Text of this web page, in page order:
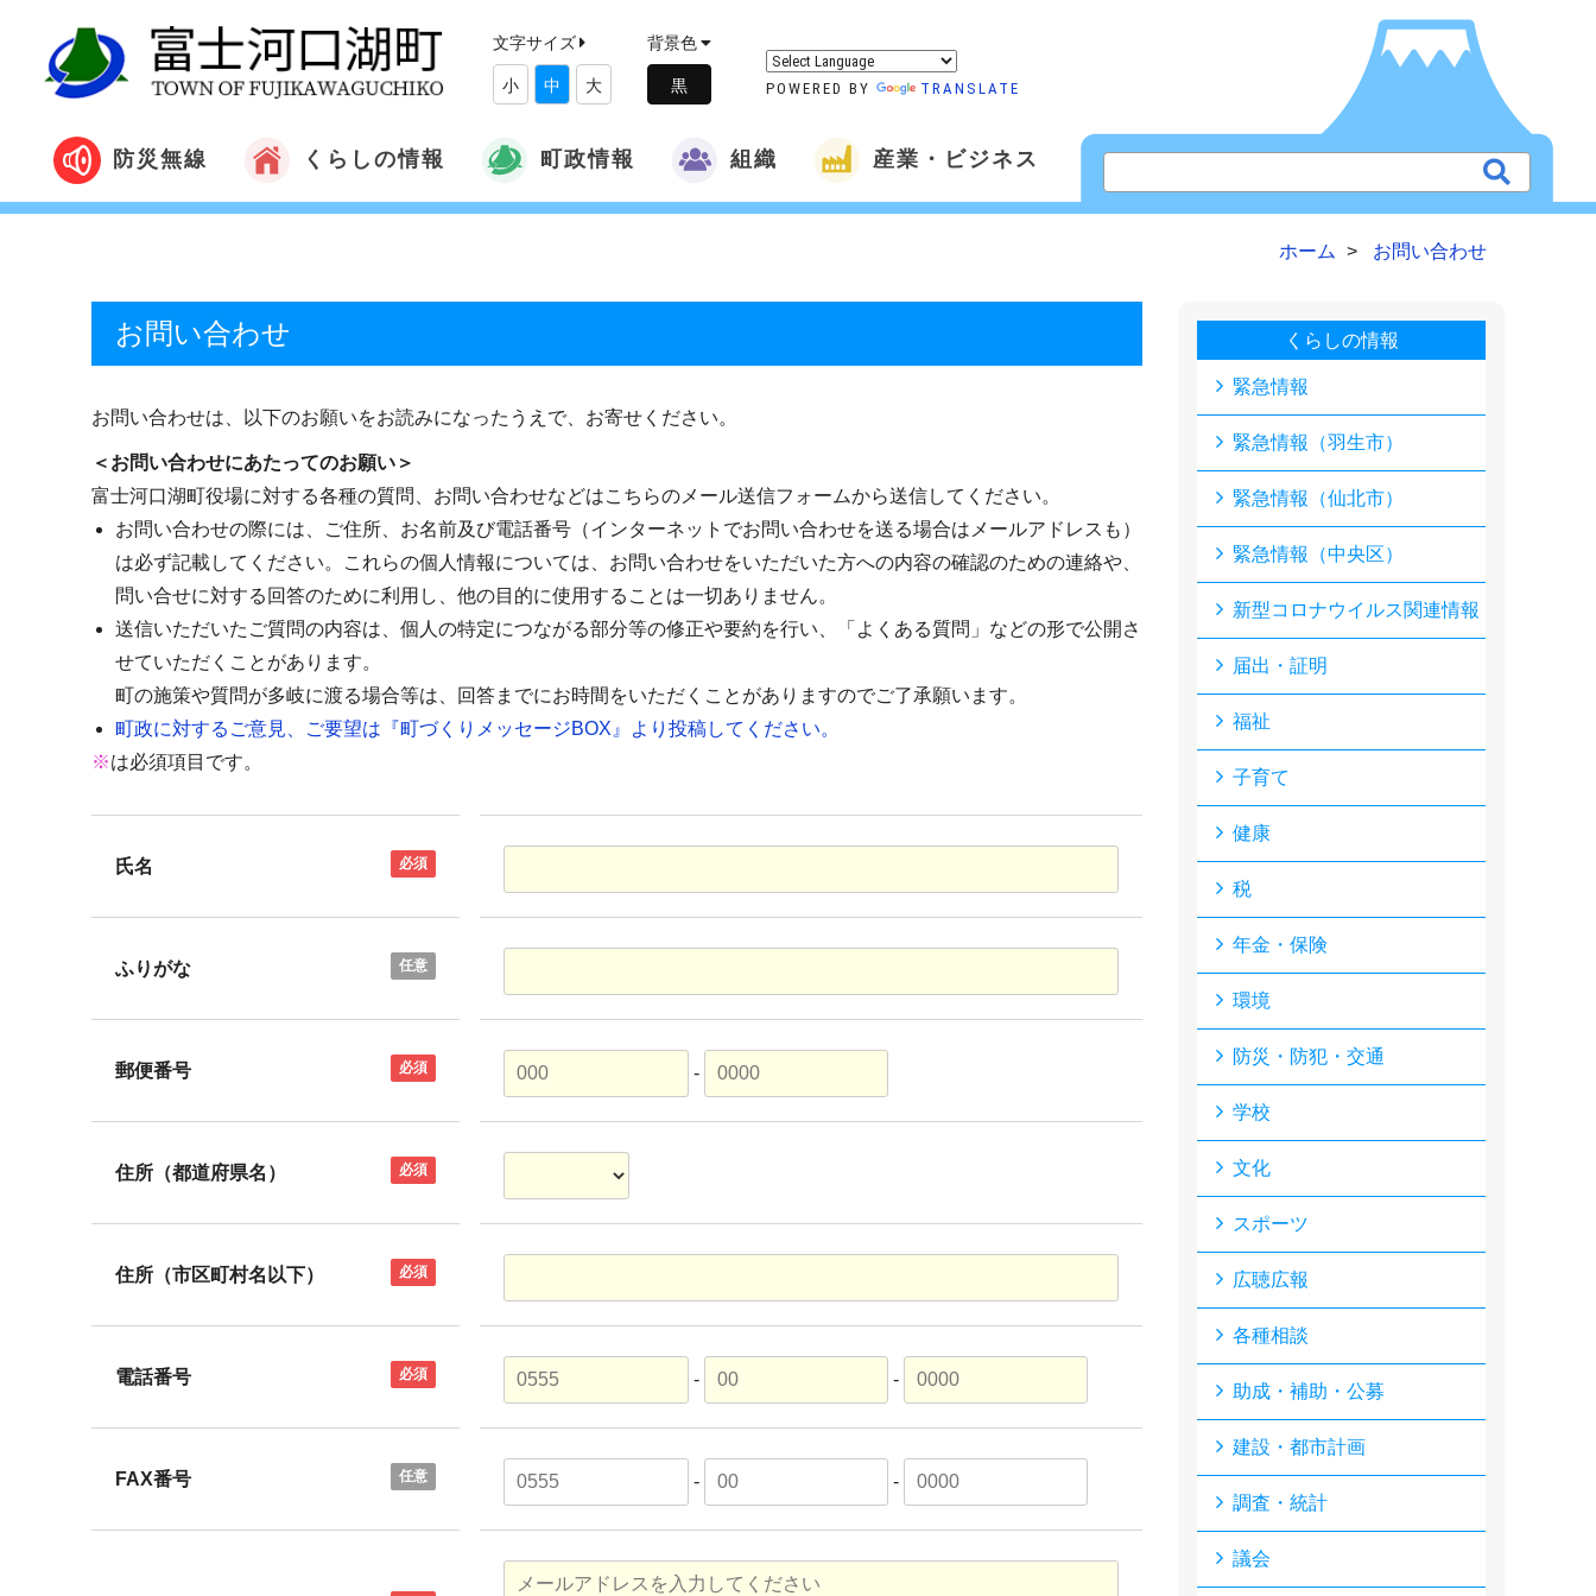
文字サイズ
小 中 大
背景色
POWERED BY TRANSLATE
防災無線 くらしの情報 町政情報 組織 産業・ビジネス
ホーム お問い合わせ
お問い合わせ
お問い合わせは、以下のお願いをお読みになったうえで、お寄せください。
＜お問い合わせにあたってのお願い＞
富士河口湖町役場に対する各種の質問、お問い合わせなどはこちらのメール送信フォームから送信してください。
お問い合わせの際には、ご住所、お名前及び電話番号（インターネットでお問い合わせを送る場合はメールアドレスも）
は必ず記載してください。これらの個人情報については、お問い合わせをいただいた方への内容の確認のための連絡や、
問い合せに対する回答のために利用し、他の目的に使用することは一切ありません。
送信いただいたご質問の内容は、個人の特定につながる部分等の修正や要約を行い、「よくある質問」などの形で公開さ
せていただくことがあります。
町の施策や質問が多岐に渡る場合等は、回答までにお時間をいただくことがありますのでご了承願います。
町政に対するご意見、ご要望は『町づくりメッセージBOX』より投稿してください。
※は必須項目です。
氏名 必須
ふりがな 任意
郵便番号 必須 -
住所（都道府県名） 必須
住所（市区町村名以下） 必須
電話番号 必須 - -
FAX番号 任意 - -
くらしの情報
緊急情報
緊急情報（羽生市）
緊急情報（仙北市）
緊急情報（中央区）
新型コロナウイルス関連情報
届出・証明
福祉
子育て
健康
税
年金・保険
環境
防災・防犯・交通
学校
文化
スポーツ
広聴広報
各種相談
助成・補助・公募
建設・都市計画
調査・統計
議会